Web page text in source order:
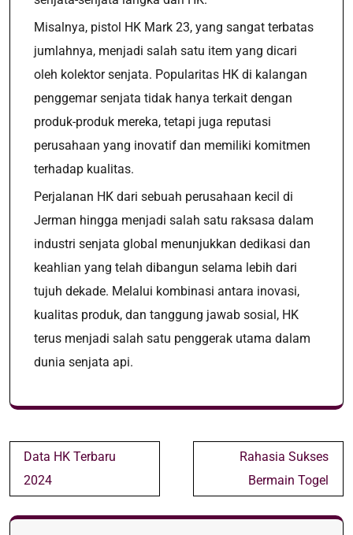
Misalnya, pistol HK Mark 23, yang sangat terbatas
jumlahnya, menjadi salah satu item yang dicari
oleh kolektor senjata. Popularitas HK di kalangan
penggemar senjata tidak hanya terkait dengan
produk-produk mereka, tetapi juga reputasi
perusahaan yang inovatif dan memiliki komitmen
terhadap kualitas.
Perjalanan HK dari sebuah perusahaan kecil di
Jerman hingga menjadi salah satu raksasa dalam
industri senjata global menunjukkan dedikasi dan
keahlian yang telah dibangun selama lebih dari
tujuh dekade. Melalui kombinasi antara inovasi,
kualitas produk, dan tanggung jawab sosial, HK
terus menjadi salah satu penggerak utama dalam
dunia senjata api.
Post
navigation
Data HK Terbaru
2024
Rahasia Sukses
Bermain Togel